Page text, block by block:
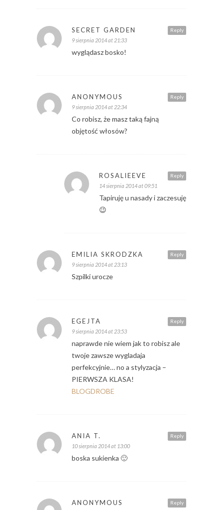
Reply
SECRET GARDEN
9 sierpnia 2014 at 21:33
wyglądasz bosko!
Reply
ANONYMOUS
9 sierpnia 2014 at 22:34
Co robisz, że masz taką fajną
objętość włosów?
Reply
ROSALIEEVE
14 sierpnia 2014 at 09:51
Tapiruję u nasady i zaczesuję
😉
Reply
EMILIA SKRODZKA
9 sierpnia 2014 at 23:13
Szpilki urocze
Reply
EGEJTA
9 sierpnia 2014 at 23:53
naprawde nie wiem jak to robisz ale
twoje zawsze wygladaja
perfekcyjnie… no a stylyzacja –
PIERWSZA KLASA!
BLOGDROBE
Reply
ANIA T.
10 sierpnia 2014 at 13:00
boska sukienka 🙂
Reply
ANONYMOUS